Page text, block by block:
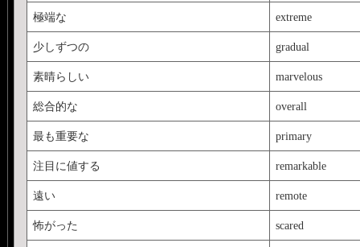
極端な extreme
少しずつの gradual
素晴らしい marvelous
総合的な overall
最も重要な primary
注目に値する remarkable
遠い remote
怖がった scared